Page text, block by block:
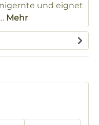
und eignet
Mehr